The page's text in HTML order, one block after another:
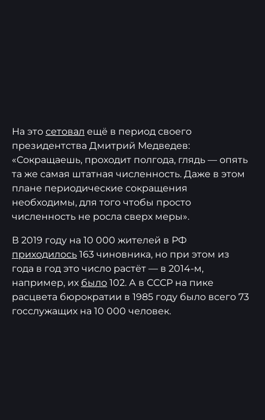
На это сетовал ещё в период своего
президентства Дмитрий Медведев:
«Сокращаешь, проходит полгода, глядь — опять
та же самая штатная численность. Даже в этом
плане периодические сокращения
необходимы, для того чтобы просто
численность не росла сверх меры».
В 2019 году на 10 000 жителей в РФ
приходилось 163 чиновника, но при этом из
года в год это число растёт — в 2014-м,
например, их было 102. А в СССР на пике
расцвета бюрократии в 1985 году было всего 73
госслужащих на 10 000 человек.